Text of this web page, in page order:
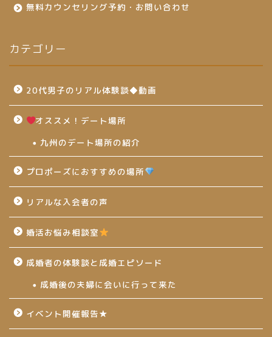
無料カウンセリング予約・お問い合わせ
カテゴリー
20代男子のリアル体験談◆動画
オススメ！デート場所
九州のデート場所の紹介
プロポーズにおすすめの場所
リアルな入会者の声
婚活お悩み相談室
成婚者の体験談と成婚エピソード
成婚後の夫婦に会いに行って来た
イベント開催報告★